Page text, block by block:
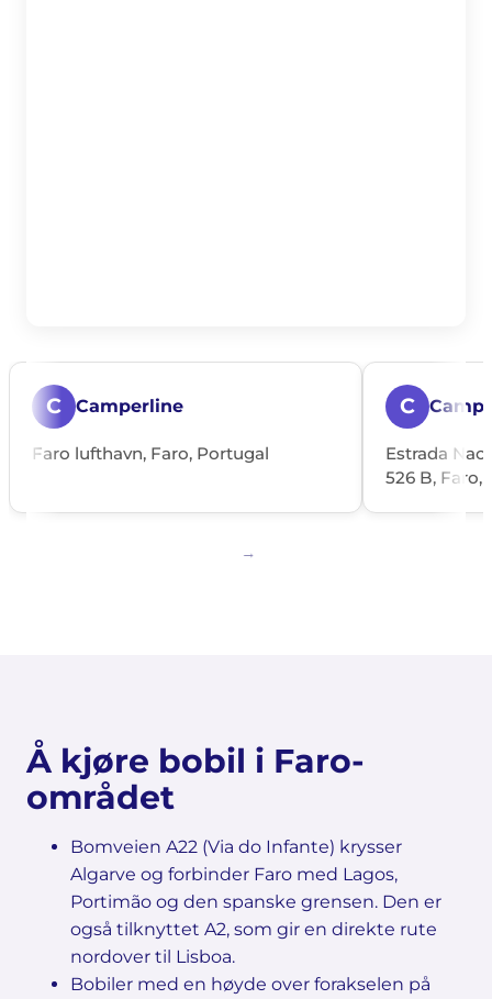
C Camperline
Faro lufthavn, Faro, Portugal
C
Estrada
526 B, Faro,
Å kjøre bobil i Faro-
området
Bomveien A22 (Via do Infante) krysser
Algarve og forbinder Faro med Lagos,
Portimão og den spanske grensen. Den er
også tilknyttet A2, som gir en direkte rute
nordover til Lisboa.
Bobiler med en høyde over forakselen på